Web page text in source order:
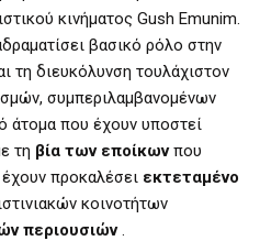
κινήματος Gush Emunim.
βασικό ρόλο στην
τη διευκόλυνση τουλάχιστον
συμπεριλαμβανομένων
άτομα που έχουν υποστεί
τη βία των εποίκωνπου
προκαλέσει εκτεταμένο
κοινοτήτων
περιουσιών.